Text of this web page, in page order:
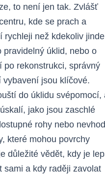
to není jen tak. Zvlášť
kde se prach a
rychleji než kdekoliv
pravidelný úklid, nebo o
po rekonstrukci, správný
vybavení jsou klíčové.
do úklidu svépomocí,
jako jsou zaschlé
rohy nebo
které mohou povrchy
důležité vědět, kdy je
sami a kdy raději zavolat